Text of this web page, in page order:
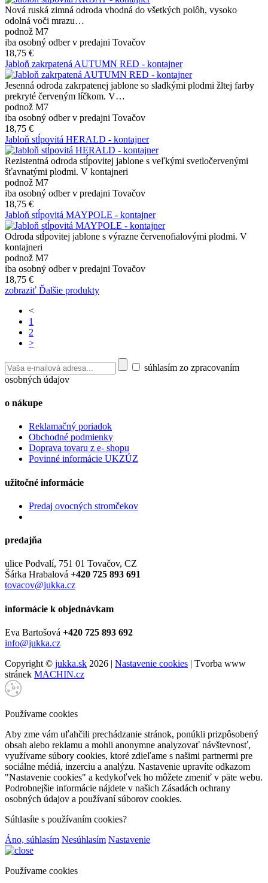
Nová ruská zimná odroda vhodná do všetkých polôh, vysoko
odolná voči mrazu…
podnož M7
iba osobný odber v predajni Tovačov
18,75 €
Jabloň zakrpatená AUTUMN RED - kontajner
Jesenná odroda zakrpatenej jablone so sladkými plodmi žltej farby
prekryté červeným líčkom. V…
podnož M7
iba osobný odber v predajni Tovačov
18,75 €
Jabloň stĺpovitá HERALD - kontajner
Rezistentná odroda stĺpovitej jablone s veľkými svetločervenými
šťavnatými plodmi. V kontajneri
podnož M7
iba osobný odber v predajni Tovačov
18,75 €
Jabloň stĺpovitá MAYPOLE - kontajner
Odroda stĺpovitej jablone s výrazne červenofialovými plodmi. V
kontajneri
podnož M7
iba osobný odber v predajni Tovačov
18,75 €
zobraziť Ďalšie produkty
<
1
2
>
súhlasím zo zpracovaním
osobných údajov
o nákupe
Reklamačný poriadok
Obchodné podmienky
Doprava tovaru z e- shopu
Povinné informácie UKZÚZ
užitočné informácie
Predaj ovocných stromčekov
predajňa
ulice Podvalí, 751 01 Tovačov, CZ
Šárka Hrabalová +420 725 893 691
tovacov@jukka.cz
informácie k objednávkam
Eva Bartošová +420 725 893 692
info@jukka.cz
Copyright © jukka.sk 2026 | Nastavenie cookies | Tvorba www
stránek MACHIN.cz
Používame cookies
Aby zme vám uľahčili prechádzanie stránok, ponúkli prizpôsobený
obsah alebo reklamu a mohli anonymne analyzovať návštevnosť,
využívame súbory cookies, ktoré zdieľame s našimi partnermi pre
sociálne médiá, inzerciu a analýzu. Nastavenie upravíte odkazom
"Nastavenie cookies" a kedykoľvek ho môžete zmeniť v päte webu.
Podrobnejšie informácie nájdete v našich Zásadách ochrany
osobných údajov a používaní súborov cookies.
Súhlasíte s používaním cookies?
Áno, súhlasím Nesúhlasím Nastavenie
Používame cookies